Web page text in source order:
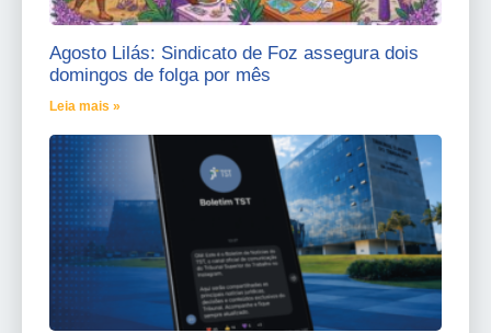
Agosto Lilás: Sindicato de Foz assegura dois
domingos de folga por mês
Leia mais »